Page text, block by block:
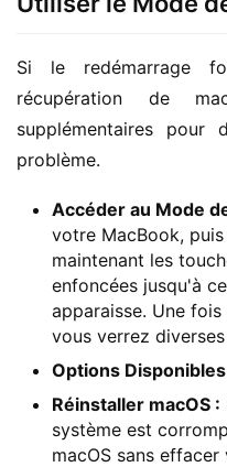
Si le redémarrage
récupération de
supplémentaires pour
problème.
Accéder au Mode
votre MacBook,
maintenant les
enfoncées jusqu'à
apparaisse. Une
vous verrez
Options
Réinstaller macOS :
système est
macOS sans effacer